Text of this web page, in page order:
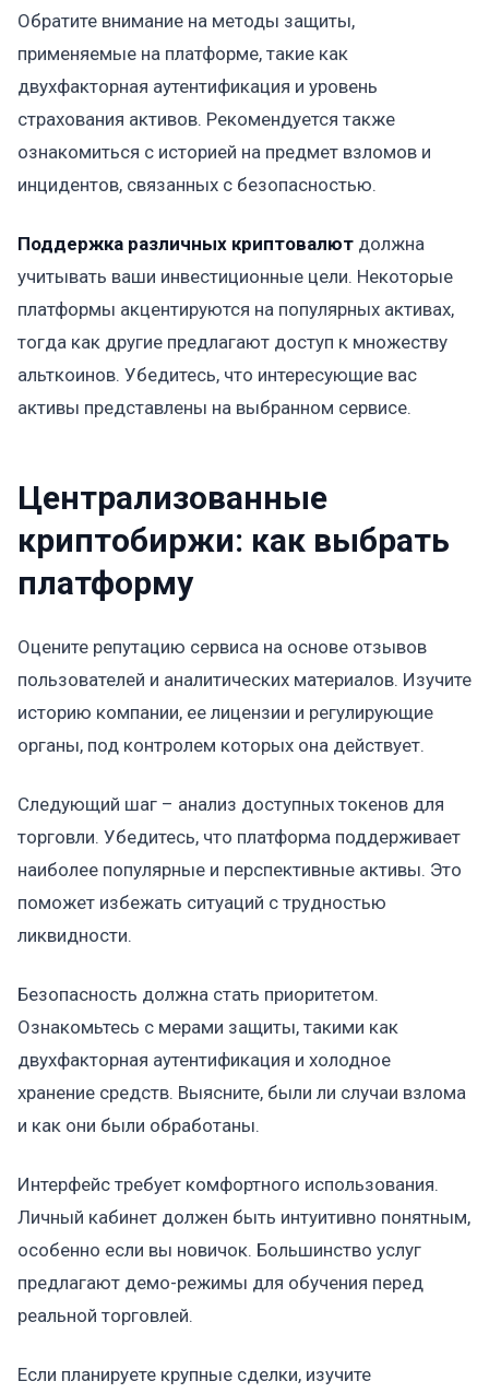
Обратите внимание на методы защиты,
применяемые на платформе, такие как
двухфакторная аутентификация и уровень
страхования активов. Рекомендуется также
ознакомиться с историей на предмет взломов и
инцидентов, связанных с безопасностью.
Поддержка различных криптовалют должна
учитывать ваши инвестиционные цели. Некоторые
платформы акцентируются на популярных активах,
тогда как другие предлагают доступ к множеству
альткоинов. Убедитесь, что интересующие вас
активы представлены на выбранном сервисе.
Централизованные
криптобиржи: как выбрать
платформу
Оцените репутацию сервиса на основе отзывов
пользователей и аналитических материалов. Изучите
историю компании, ее лицензии и регулирующие
органы, под контролем которых она действует.
Следующий шаг – анализ доступных токенов для
торговли. Убедитесь, что платформа поддерживает
наиболее популярные и перспективные активы. Это
поможет избежать ситуаций с трудностью
ликвидности.
Безопасность должна стать приоритетом.
Ознакомьтесь с мерами защиты, такими как
двухфакторная аутентификация и холодное
хранение средств. Выясните, были ли случаи взлома
и как они были обработаны.
Интерфейс требует комфортного использования.
Личный кабинет должен быть интуитивно понятным,
особенно если вы новичок. Большинство услуг
предлагают демо-режимы для обучения перед
реальной торговлей.
Если планируете крупные сделки, изучите